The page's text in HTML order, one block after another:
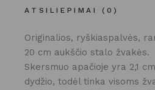
ATSILIEPIMAI (0)
Originalios, ryškiaspalvės,
20 cm aukščio stalo žvakės.
Skersmuo apačioje yra 2,1
dydžio, todėl tinka visoms